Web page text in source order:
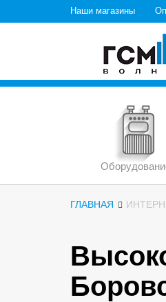
Наши магазины
ГЛАВНАЯ